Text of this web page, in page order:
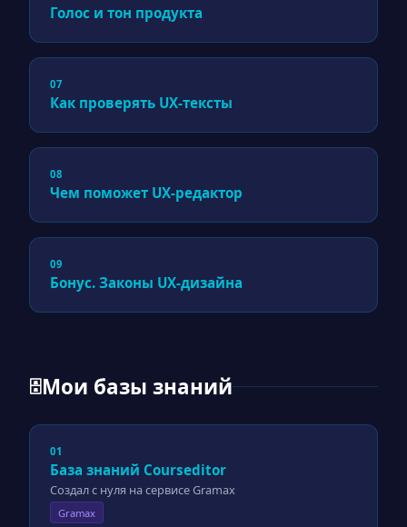
Голос и тон продукта
07
Как проверять UX-тексты
08
Чем поможет UX-редактор
09
Бонус. Законы UX-дизайна
🗄Мои базы знаний
01
База знаний Courseditor
Создал с нуля на сервисе Gramax
Gramax